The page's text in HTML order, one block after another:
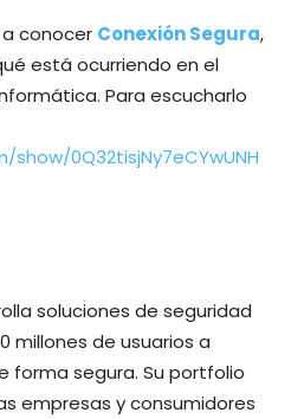
a conocer Conexión Segura,
está ocurriendo en el
Para escucharlo
0Q32tisjNy7eCYwUNH
soluciones de seguridad
millones de usuarios a
forma segura. Su portfolio
empresas y consumidores